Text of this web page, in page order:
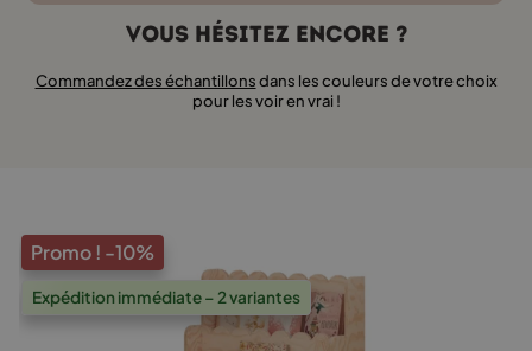
Vous hésitez encore ?
Commandez des échantillonsdans les couleurs de votre choix
pour les voir en vrai !
Promo ! -10%
Expédition immédiate – 2 variantes